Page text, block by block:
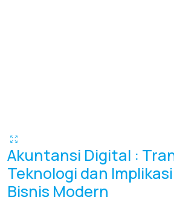
Akuntansi Digital :
Teknologi dan
Bisnis Modern